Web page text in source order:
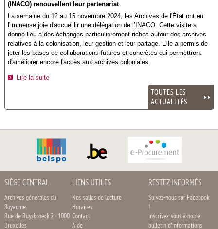
(INACO) renouvellent leur partenariat
La semaine du 12 au 15 novembre 2024, les Archives de l'État ont eu
l'immense joie d'accueillir une délégation de l’INACO. Cette visite a
donné lieu a des échanges particulièrement riches autour des archives
relatives à la colonisation, leur gestion et leur partage. Elle a permis de
jeter les bases de collaborations futures et concrètes qui permettront
d'améliorer encore l'accès aux archives coloniales.
Lire la suite
TOUTES LES
ACTUALITÉS
SIÈGE CENTRAL
Archives générales du
Royaume
Rue de Ruysbroeck 2 - 1000
Bruxelles
LIENS UTILES
Nos salles de lecture
Horaires
Contact
Aide
RESTEZ INFORMÉS
Suivez-nous sur Facebook
!
Inscrivez-vous à notre
bulletin d'informations